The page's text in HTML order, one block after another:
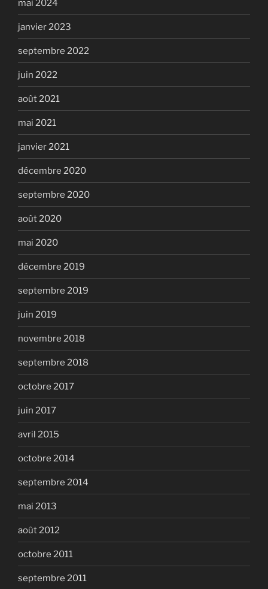
mai 2024
janvier 2023
septembre 2022
juin 2022
août 2021
mai 2021
janvier 2021
décembre 2020
septembre 2020
août 2020
mai 2020
décembre 2019
septembre 2019
juin 2019
novembre 2018
septembre 2018
octobre 2017
juin 2017
avril 2015
octobre 2014
septembre 2014
mai 2013
août 2012
octobre 2011
septembre 2011